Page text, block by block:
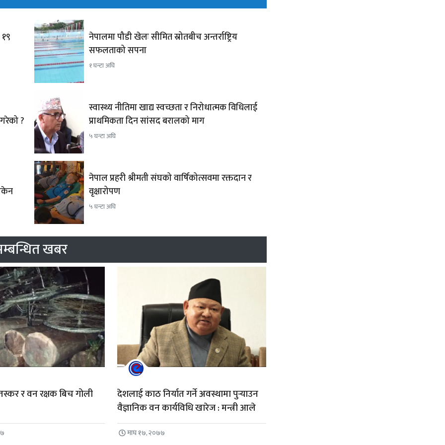
नेपालमा पौडी खेलः सीमित स्रोतबीच अन्तर्राष्ट्रिय
सफलताको सपना
१ घन्टा अघि
?
स्वास्थ्य नीतिमा खाद्य स्वच्छता र निरोधात्मक विधिलाई
प्राथमिकता दिन सांसद बरालको माग
५ घन्टा अघि
नेपाल प्रहरी श्रीमती संघको वार्षिकोत्सवमा रक्तदान र
वृक्षारोपण
५ घन्टा अघि
खबर
र वन रक्षक बिच गोली
देशलाई काठ निर्यात गर्ने अवस्थामा पुर्‍याउन
वैज्ञानिक वन कार्यविधि खारेज : मन्त्री आले
माघ १७, २०७७